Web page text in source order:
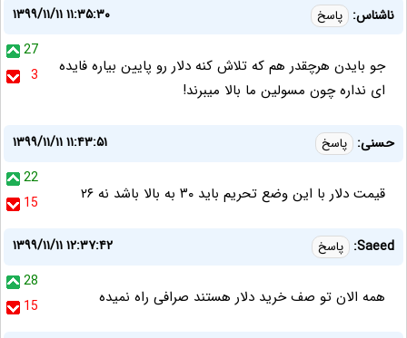
ناشناس: پاسخ
۱۳۹۹/۱۱/۱۱ ۱۱:۳۵:۳۰
27
3
جو بایدن هرچقدر هم که تلاش کنه دلار رو پایین بیاره فایده
ای نداره چون مسولین ما بالا میبرند!
حسنی: پاسخ
۱۳۹۹/۱۱/۱۱ ۱۱:۴۳:۵۱
22
15
قیمت دلار با این وضع تحریم باید ۳۰ به بالا باشد نه ۲۶
Saeed: پاسخ
۱۳۹۹/۱۱/۱۱ ۱۲:۳۷:۴۲
28
15
همه الان تو صف خرید دلار هستند صرافی راه نمیده